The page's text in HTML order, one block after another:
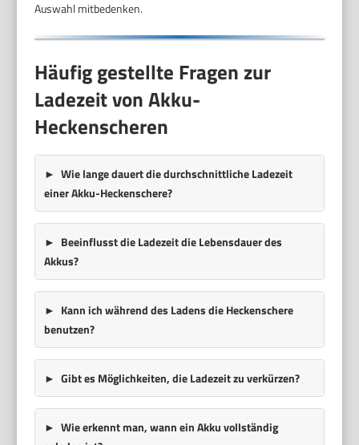
Auswahl mitbedenken.
Häufig gestellte Fragen zur
Ladezeit von Akku-
Heckenscheren
Wie lange dauert die durchschnittliche Ladezeit
einer Akku-Heckenschere?
Beeinflusst die Ladezeit die Lebensdauer des
Akkus?
Kann ich während des Ladens die Heckenschere
benutzen?
Gibt es Möglichkeiten, die Ladezeit zu verkürzen?
Wie erkennt man, wann ein Akku vollständig